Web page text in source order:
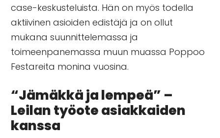
case-keskusteluista. Hän on myös todella
aktiivinen asioiden edistäjä ja on ollut
mukana suunnittelemassa ja
toimeenpanemassa muun muassa Poppoo
Festareita monina vuosina.
“Jämäkkä ja lempeä” –
Leilan työote asiakkaiden
kanssa